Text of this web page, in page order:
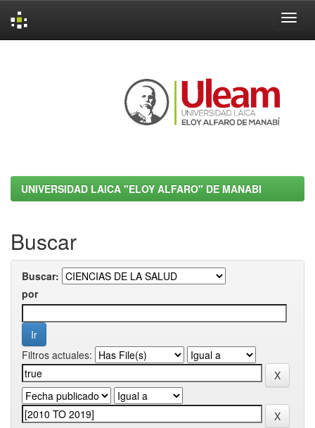
UNIVERSIDAD LAICA "ELOY ALFARO" DE MANABI
Buscar
Buscar:
por
Filtros actuales: